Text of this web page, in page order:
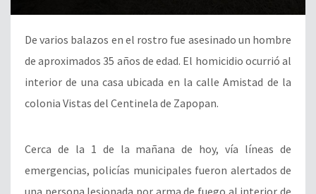
De varios balazos en el rostro fue asesinado un hombre
de aproximados 35 años de edad. El homicidio ocurrió al
interior de una casa ubicada en la calle Amistad de la
colonia Vistas del Centinela de Zapopan.
Cerca de la 1 de la mañana de hoy, vía líneas de
emergencias, policías municipales fueron alertados de